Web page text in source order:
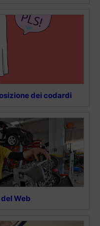
dei codardi
Web